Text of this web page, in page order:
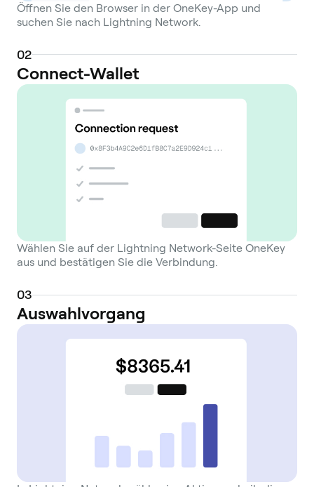
Öffnen Sie den Browser in der OneKey-App und
suchen Sie nach Lightning Network.
02
Connect-Wallet
Wählen Sie auf der Lightning Network-Seite OneKey
aus und bestätigen Sie die Verbindung.
03
Auswahlvorgang